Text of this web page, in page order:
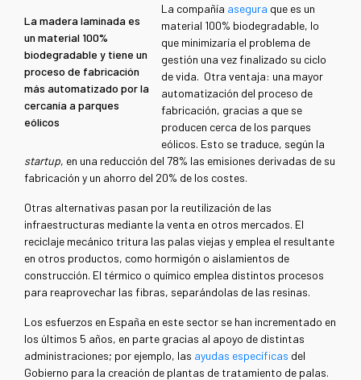
La madera laminada es
un material 100%
biodegradable y tiene un
proceso de fabricación
más automatizado por la
cercanía a parques
eólicos
La compañía asegura que es un
material 100% biodegradable, lo
que minimizaría el problema de
gestión una vez finalizado su ciclo
de vida. Otra ventaja: una mayor
automatización del proceso de
fabricación, gracias a que se
producen cerca de los parques
eólicos. Esto se traduce, según la
startup, en una reducción del 78% las emisiones derivadas de su
fabricación y un ahorro del 20% de los costes.
Otras alternativas pasan por la reutilización de las
infraestructuras mediante la venta en otros mercados. El
reciclaje mecánico tritura las palas viejas y emplea el resultante
en otros productos, como hormigón o aislamientos de
construcción. El térmico o químico emplea distintos procesos
para reaprovechar las fibras, separándolas de las resinas.
Los esfuerzos en España en este sector se han incrementado en
los últimos 5 años, en parte gracias al apoyo de distintas
administraciones; por ejemplo, las ayudas específicas del
Gobierno para la creación de plantas de tratamiento de palas.